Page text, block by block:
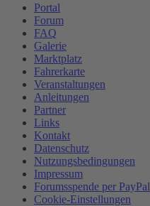
Portal
Forum
FAQ
Galerie
Marktplatz
Fahrerkarte
Veranstaltungen
Anleitungen
Partner
Links
Kontakt
Datenschutz
Nutzungsbedingungen
Impressum
Forumsspende per PayPal
Cookie-Einstellungen